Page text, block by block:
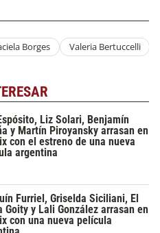
Borges Valeria Bertuccelli
Liz Solari, Benjamín
y Martín Piroyansky arrasan en
con el estreno de una nueva
argentina
Furriel, Griselda Siciliani, El
Goity y Lali González arrasan en
con una nueva película